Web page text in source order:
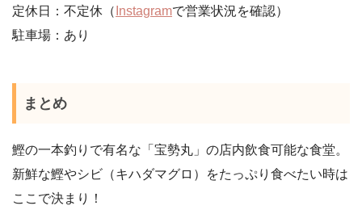
定休日：不定休（ Instagramで営業状況を確認）
駐車場：あり
まとめ
鰹の一本釣りで有名な「宝勢丸」の店内飲食可能な食堂。
新鮮な鰹やシビ（キハダマグロ）をたっぷり食べたい時は
ここで決まり！